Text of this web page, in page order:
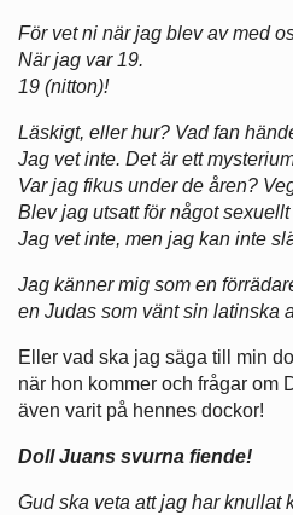
För vet ni när jag blev av med
När jag var 19.
19 (nitton)!
Läskigt, eller hur? Vad fan
Jag vet inte. Det är ett
Var jag fikus under de åren?
Blev jag utsatt för något
Jag vet inte, men jag kan inte
Jag känner mig som en
en Judas som vänt sin latinska
Eller vad ska jag säga till min
när hon kommer och frågar om
även varit på hennes dockor!
Doll Juans svurna fiende!
Gud ska veta att jag har knullat